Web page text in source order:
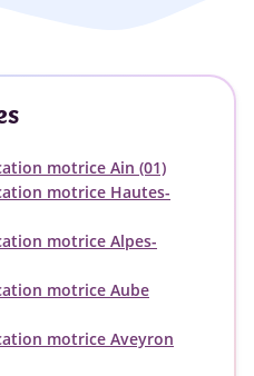
motrice Ain (01)
motrice Hautes-
motrice Alpes-
motrice Aube
motrice Aveyron